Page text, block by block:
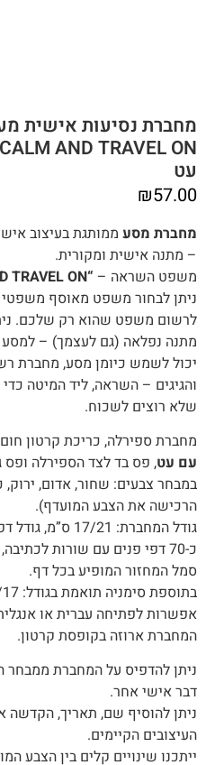
מחברת נסיעות אישית
עט
₪57.00
מחברת מסע‬ממותגת בעיצוב
– מתנה אישית ומקורית.
משפט‭ ‬השראה –
“KEEP CALM AND TRAVEL ON”
‬לרשום‭ ‬משפט‭ ‬שהוא רק שלכם. ניתן להוסיף שם והקדשה.
מתנה‭ ‬נפלאה (‬גם‭ ‬לעצמך) – למסע לגילוי עולמות חדשים‭…‬
‬שלא‭ ‬רוצים‭ ‬לשכוח‭.‬
מחברת ספירלה, כריכת קרטון חום
עם עט, פס בד לצד הספירלה ופס
במבחר צבעים: שחור, אדום, ירוק,
הרכישה את הצבע המועדף).
גודל המחברת: 17/21 ס”מ, גודל דפי הפנים: 14.8/21 ס”מ.
סמל המחזור המופיע בכל דף.
בתוספת סימניה תואמת בגודל: 4/17 ס”מ.
אפשרות לפתיחה עברית או
המחברת ארוזה בקופסת קרטון.
‬דבר‭ ‬אישי‭ ‬אחר‭.‬
העיצובים הקיימים.